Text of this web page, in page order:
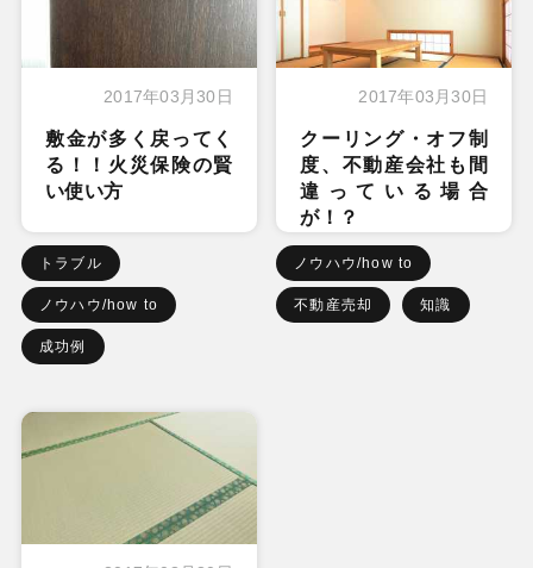
2017年03月30日
敷金が多く戻ってく
る！！火災保険の賢
い使い方
トラブル
ノウハウ/how to
成功例
2017年03月30日
クーリング・オフ制
度、不動産会社も間
違っている場合
が！？
ノウハウ/how to
不動産売却 知識